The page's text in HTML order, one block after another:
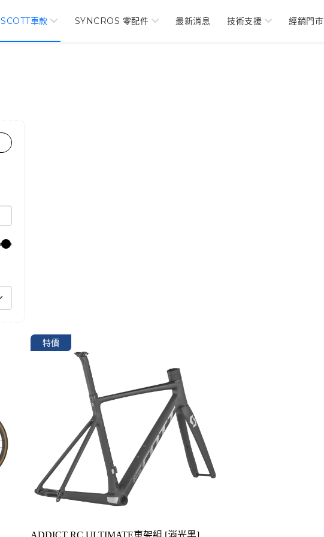
SCOTT車款 SYNCROS 零配件 最新消息 技術支援 經銷門市
特價
詳細資訊
ADDICT RC ULTIMATE車架組 [消光黑]